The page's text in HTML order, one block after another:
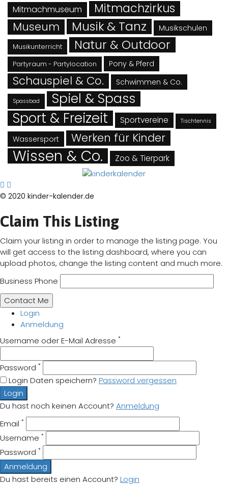
Mitmachmuseum Mitmachzirkus
Museum Musik & Tanz Musikschulen
Musikunterricht Natur & Outdoor
Partyraum - Partylocation Pony & Pferd
Schauspiel & Co. Schwimmen & Co.
Spassbad Spiel & Spass
Sport & Freizeit Sportvereine Tischtennis
Wassersport Werken für Kinder
Wissen & Co. Zoo & Tierpark
© 2020 kinder-kalender.de
Claim This Listing
Claim your listing in order to manage the listing page. You
will get access to the listing dashboard, where you can
upload photos, change the listing content and much more.
Business Phone
Login
Anmeldung
Username oder E-Mail Adresse *
Password *
Login Daten speichern? Password vergessen
Login
Du hast noch keinen Account? Anmeldung
Email *
Username *
Password *
Anmeldung
Du hast bereits einen Account? Login